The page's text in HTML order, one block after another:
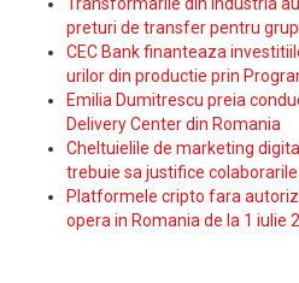
preturi de transfer pentru
CEC Bank finanteaza
urilor din productie prin
Emilia Dumitrescu preia
Delivery Center din Romania
Cheltuielile de marketing
trebuie sa justifice
Platformele cripto fara
opera in Romania de la 1 iulie